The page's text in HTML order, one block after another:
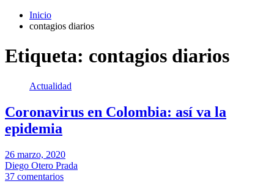
Inicio
contagios diarios
Etiqueta: contagios diarios
Actualidad
Coronavirus en Colombia: así va la
epidemia
26 marzo, 2020
Diego Otero Prada
37 comentarios